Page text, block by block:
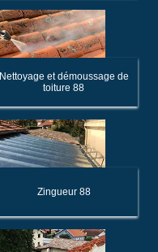
Nettoyage et démoussage de
toiture 88
Zingueur 88